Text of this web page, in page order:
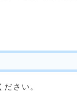
さい。